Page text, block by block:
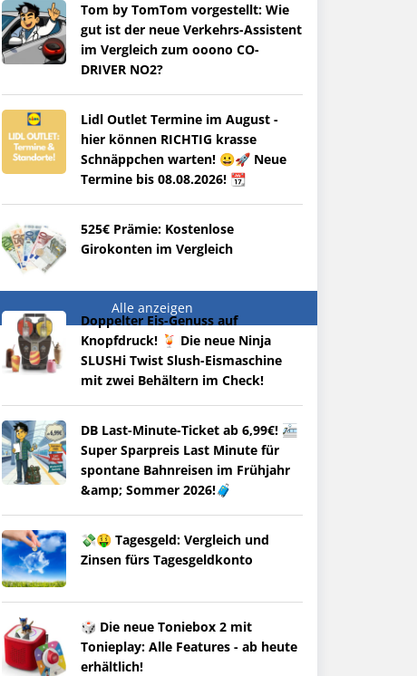
Tom by TomTom vorgestellt: Wie
gut ist der neue Verkehrs-Assistent
im Vergleich zum ooono CO-
DRIVER NO2?
Lidl Outlet Termine im August -
hier können RICHTIG krasse
Schnäppchen warten! 😀🚀 Neue
Termine bis 08.08.2026! 📆
525€ Prämie: Kostenlose
Girokonten im Vergleich
Alle anzeigen
Doppelter Eis-Genuss auf
Knopfdruck! 🍹 Die neue Ninja
SLUSHi Twist Slush-Eismaschine
mit zwei Behältern im Check!
DB Last-Minute-Ticket ab 6,99€! 🚈
Super Sparpreis Last Minute für
spontane Bahnreisen im Frühjahr
&amp; Sommer 2026!🧳
💸🤑 Tagesgeld: Vergleich und
Zinsen fürs Tagesgeldkonto
🎲 Die neue Toniebox 2 mit
Tonieplay: Alle Features - ab heute
erhältlich!